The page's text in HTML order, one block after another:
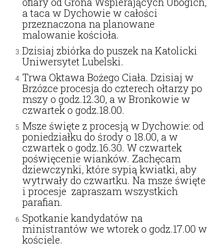
a taca w Dychowie w całości
przeznaczona na planowane
malowanie kościoła.
Dzisiaj zbiórka do puszek na Katolicki
Uniwersytet Lubelski.
Trwa Oktawa Bożego Ciała. Dzisiaj w
Brzózce procesja do czterech ołtarzy po
mszy o godz.12.30, a w Bronkowie w
czwartek o godz.18.00.
Msze święte z procesją w Dychowie: od
poniedziałku do środy o 18.00, a w
czwartek o godz.16.30. W czwartek
poświęcenie wianków. Zachęcam
dziewczynki, które sypią kwiatki, aby
wytrwały do czwartku. Na msze święte
i procesje zapraszam wszystkich
parafian.
Spotkanie kandydatów na
ministrantów we wtorek o godz.17.00 w
kościele.